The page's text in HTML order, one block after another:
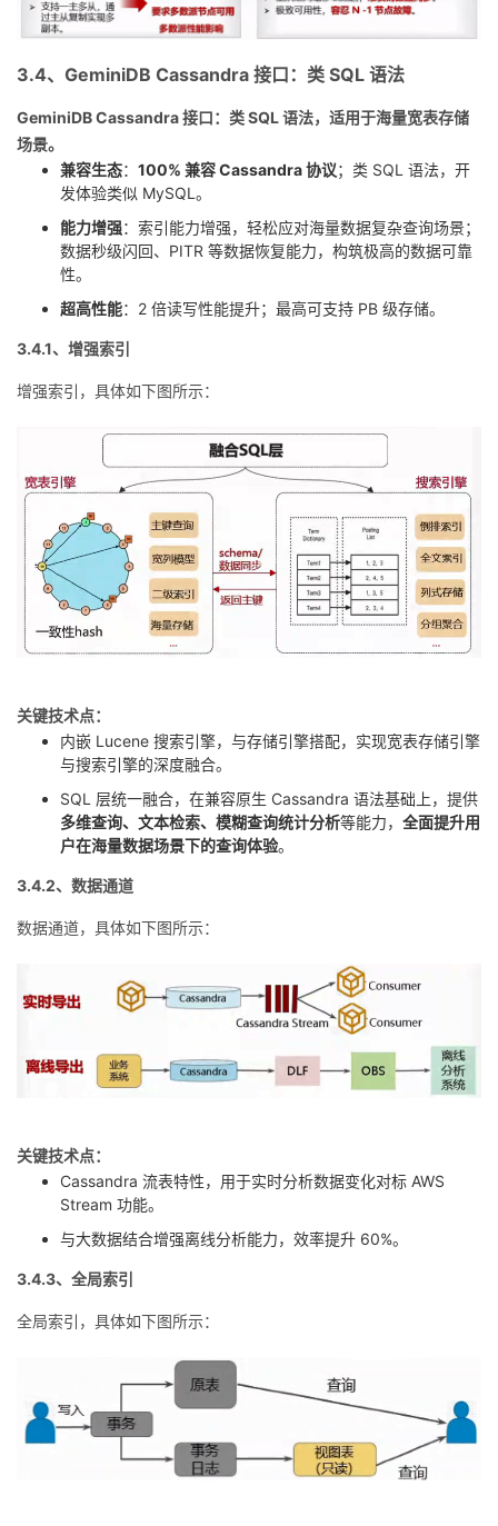
3.4、GeminiDB Cassandra 接口：类 SQL 语法
GeminiDB Cassandra 接口：类 SQL 语法，适用于海量宽表存储
场景。
兼容生态： 100% 兼容 Cassandra 协议；类 SQL 语法，开
发体验类似 MySQL。
能力增强：索引能力增强，轻松应对海量数据复杂查询场景；
数据秒级闪回、PITR 等数据恢复能力，构筑极高的数据可靠
性。
超高性能：2 倍读写性能提升；最高可支持 PB 级存储。
3.4.1、增强索引
增强索引，具体如下图所示：
关键技术点：
内嵌 Lucene 搜索引擎，与存储引擎搭配，实现宽表存储引擎
与搜索引擎的深度融合。
SQL 层统一融合，在兼容原生 Cassandra 语法基础上，提供
多维查询、文本检索、模糊查询统计分析等能力， 全面提升用
户在海量数据场景下的查询体验。
3.4.2、数据通道
数据通道，具体如下图所示：
关键技术点：
Cassandra 流表特性，用于实时分析数据变化对标 AWS
Stream 功能。
与大数据结合增强离线分析能力，效率提升 60%。
3.4.3、全局索引
全局索引，具体如下图所示：